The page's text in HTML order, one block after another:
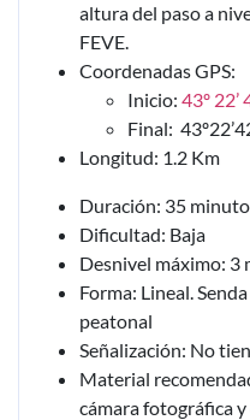
altura del paso a
FEVE.
Coordenadas GPS:
Inicio: 43º 22’
Final:
Longitud: 1.2 Km
Duración: 35
Dificultad: Baja
Desnivel máximo: 3
Forma: Lineal.
peatonal
Señalización: No
Material
cámara fotográfica